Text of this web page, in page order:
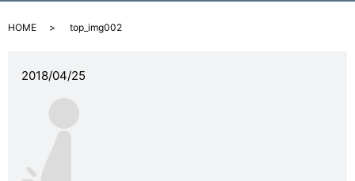
HOME top_img002
2018/04/25